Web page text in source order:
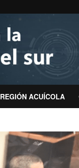
REGIÓN ACUÍCOLA